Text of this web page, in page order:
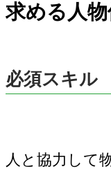
求める人
必須スキル
人と協力して